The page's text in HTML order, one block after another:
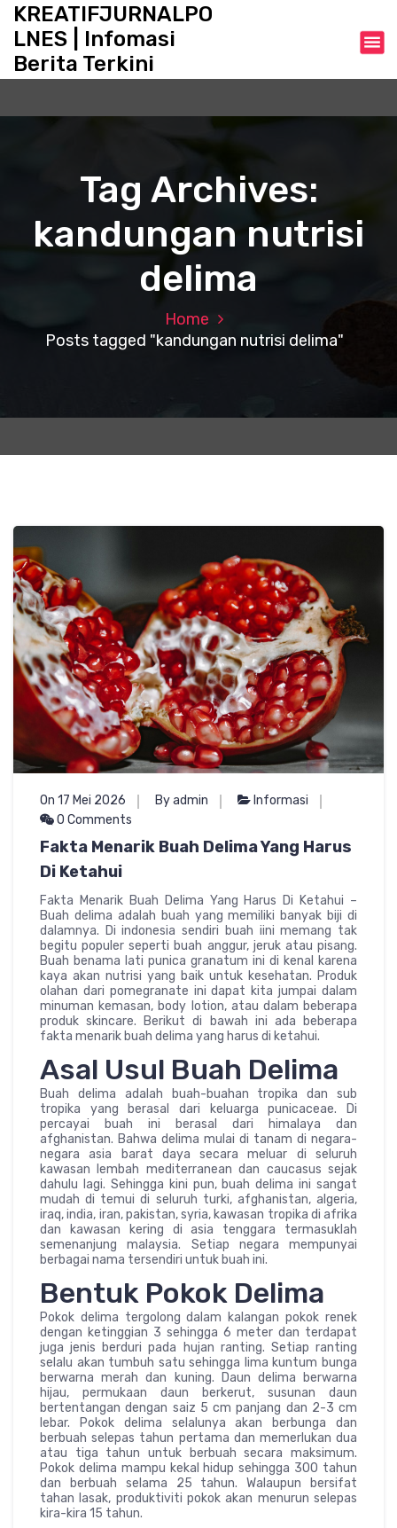
KREATIFJURNALPO
LNES | Infomasi
Berita Terkini
Tag Archives:
kandungan nutrisi
delima
Home
Posts tagged "kandungan nutrisi delima"
On 17 Mei 2026 By admin
Informasi
0 Comments
Fakta Menarik Buah Delima Yang Harus
Di Ketahui
Fakta Menarik Buah Delima Yang Harus Di Ketahui –
Buah delima adalah buah yang memiliki banyak biji di
dalamnya. Di indonesia sendiri buah iini memang tak
begitu populer seperti buah anggur, jeruk atau pisang.
Buah benama lati punica granatum ini di kenal karena
kaya akan nutrisi yang baik untuk kesehatan. Produk
olahan dari pomegranate ini dapat kita jumpai dalam
minuman kemasan, body lotion, atau dalam beberapa
produk skincare. Berikut di bawah ini ada beberapa
fakta menarik buah delima yang harus di ketahui.
Asal Usul Buah Delima
Buah delima adalah buah-buahan tropika dan sub
tropika yang berasal dari keluarga punicaceae. Di
percayai buah ini berasal dari himalaya dan
afghanistan. Bahwa delima mulai di tanam di negara-
negara asia barat daya secara meluar di seluruh
kawasan lembah mediterranean dan caucasus sejak
dahulu lagi. Sehingga kini pun, buah delima ini sangat
mudah di temui di seluruh turki, afghanistan, algeria,
iraq, india, iran, pakistan, syria, kawasan tropika di afrika
dan kawasan kering di asia tenggara termasuklah
semenanjung malaysia. Setiap negara mempunyai
berbagai nama tersendiri untuk buah ini.
Bentuk Pokok Delima
Pokok delima tergolong dalam kalangan pokok renek
dengan ketinggian 3 sehingga 6 meter dan terdapat
juga jenis berduri pada hujan ranting. Setiap ranting
selalu akan tumbuh satu sehingga lima kuntum bunga
berwarna merah dan kuning. Daun delima berwarna
hijau, permukaan daun berkerut, susunan daun
bertentangan dengan saiz 5 cm panjang dan 2-3 cm
lebar. Pokok delima selalunya akan berbunga dan
berbuah selepas tahun pertama dan memerlukan dua
atau tiga tahun untuk berbuah secara maksimum.
Pokok delima mampu kekal hidup sehingga 300 tahun
dan berbuah selama 25 tahun. Walaupun bersifat
tahan lasak, produktiviti pokok akan menurun selepas
kira-kira 15 tahun.